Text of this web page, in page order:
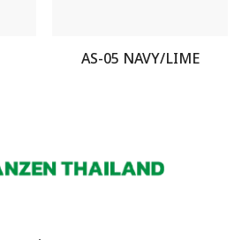
AS-05 NAVY/LIME